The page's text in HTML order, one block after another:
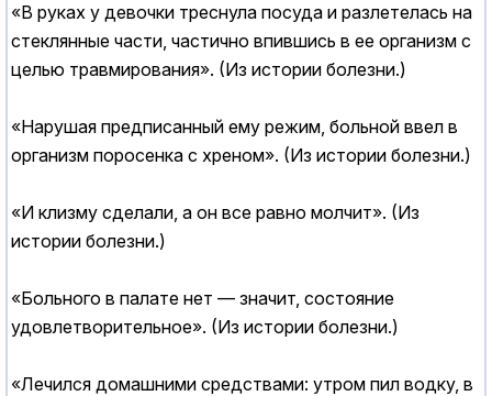
«В руках у девочки треснула посуда и разлетелась на
стеклянные части, частично впившись в ее организм с
целью травмирования». (Из истории болезни.)
«Нарушая предписанный ему режим, больной ввел в
организм поросенка с хреном». (Из истории болезни.)
«И клизму сделали, а он все равно молчит». (Из
истории болезни.)
«Больного в палате нет — значит, состояние
удовлетворительное». (Из истории болезни.)
«Лечился домашними средствами: утром пил водку, в